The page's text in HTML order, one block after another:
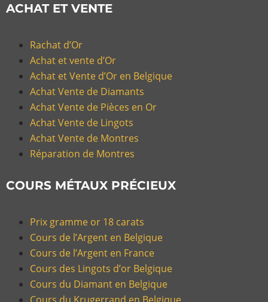
ACHAT ET VENTE
Rachat d’Or
Achat et vente d’Or
Achat et Vente d’Or en Belgique
Achat Vente de Diamants
Achat Vente de Pièces en Or
Achat Vente de Lingots
Achat Vente de Montres
Réparation de Montres
COURS MÉTAUX PRÉCIEUX
Prix gramme or 18 carats
Cours de l’Argent en Belgique
Cours de l’Argent en France
Cours des Lingots d’or Belgique
Cours du Diamant en Belgique